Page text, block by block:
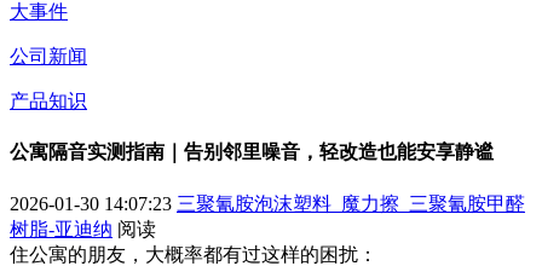
大事件
公司新闻
产品知识
公寓隔音实测指南｜告别邻里噪音，轻改造也能安享静谧
2026-01-30 14:07:23 三聚氰胺泡沫塑料_魔力擦_三聚氰胺甲醛
树脂-亚迪纳 阅读
住公寓的朋友，大概率都有过这样的困扰：